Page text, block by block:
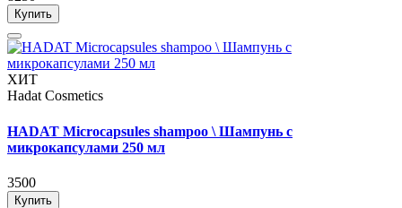
Купить
ХИТ
Hadat Cosmetics
HADAT Microcapsules shampoo \ Шампунь с
микрокапсулами 250 мл
3500
Купить